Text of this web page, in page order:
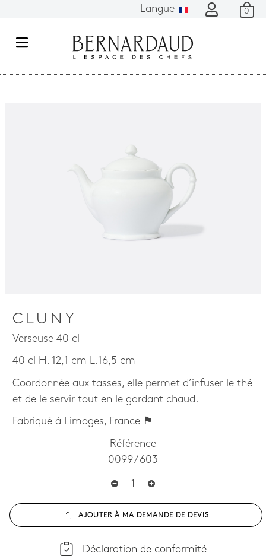
Langue 0
M
CLUNY
Verseuse 40 cl
40 cl H. 12,1 cm L.16,5 cm
Coordonnée aux tasses, elle permet d’infuser le thé
et de le servir tout en le gardant chaud.
Fabriqué à Limoges, France ⚑
Référence
0099 / 603
AJOUTER À MA DEMANDE DE DEVIS
Déclaration de conformité